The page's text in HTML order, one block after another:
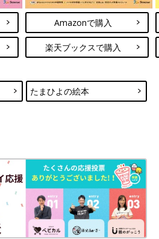
Amazonで購入
楽天ブックスで購入
たまひよの絵本